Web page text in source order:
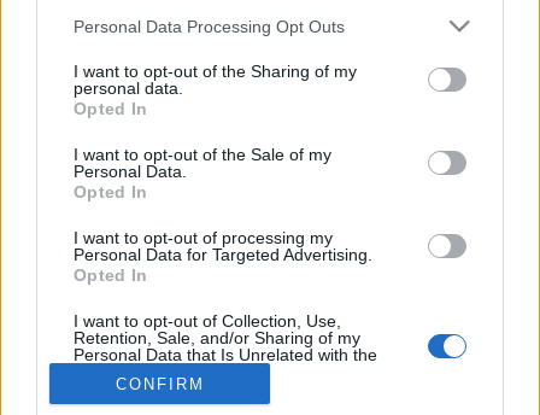
Please note that this website/app uses one or more Google
not limited to your visit or usage behaviour. You may click to
grant or deny consent to Google and its third-party tags to
use your data for below specified purposes in below Google
consent section.
Personal Data Processing Opt Outs
I want to opt-out of the Sharing of my
personal data.
Opted In
I want to opt-out of the Sale of my
Personal Data.
Opted In
I want to opt-out of processing my
Personal Data for Targeted Advertising.
Opted In
I want to opt-out of Collection, Use,
Retention, Sale, and/or Sharing of my
Personal Data that Is Unrelated with the
Purposes for which it was collected.
Opted Out
CONFIRM
Betegségek